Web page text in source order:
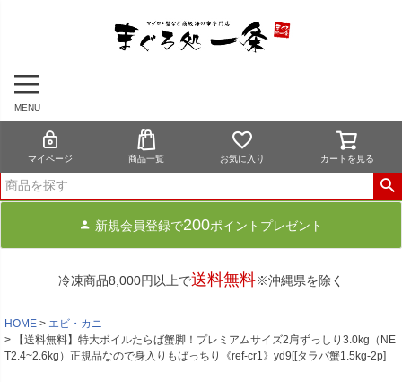
MENU
マイページ 商品一覧 お気に入り カートを見る
新規会員登録で200ポイントプレゼント
冷凍商品8,000円以上で送料無料※沖縄県を除く
HOME
エビ・カニ
【送料無料】特大ボイルたらば蟹脚！プレミアムサイズ2肩ずっしり3.0kg（NE
T2.4~2.6kg）正規品なので身入りもばっちり《ref-cr1》yd9[[タラバ蟹1.5kg-2p]